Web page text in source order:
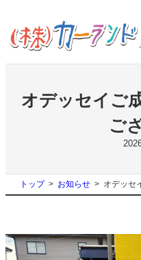
を
ス
キ
オデッセイご
ご
トップ お知らせ オデッセ